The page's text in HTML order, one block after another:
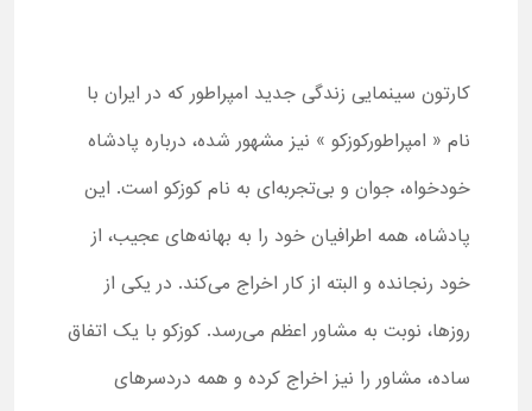
کارتون سینمایی زندگی جدید امپراطور که در ایران با
نام « امپراطورکوزکو » نیز مشهور شده، درباره پادشاه
خودخواه، جوان و بی‌تجربه‌ای به نام کوزکو است. این
پادشاه، همه اطرافیان خود را به بهانه‌های عجیب، از
خود رنجانده و البته از کار اخراج می‌کند. در یکی از
روزها، نوبت به مشاور اعظم می‌رسد. کوزکو با یک اتفاق
ساده، مشاور را نیز اخراج کرده و همه دردسرهای